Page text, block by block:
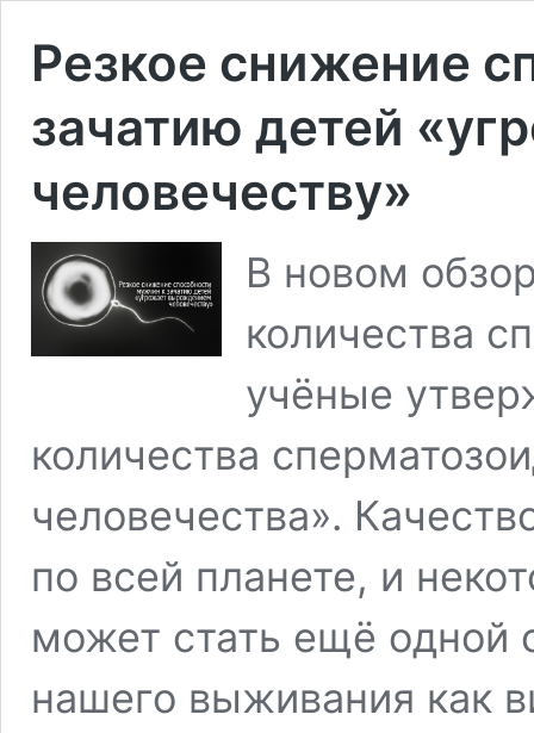
Резкое снижение
зачатию детей
человечеству»
В новом
количества
учёные
количества
человечества».
по всей планете, и
может стать ещё одной
нашего выживания как